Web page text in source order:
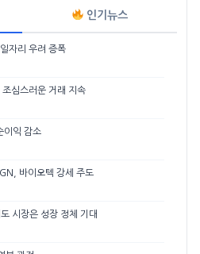
인기뉴스
자리 우려 증폭
심스러운 거래 지속
이익 감소
바이오텍 강세 주도
시장은 성장 정체 기대